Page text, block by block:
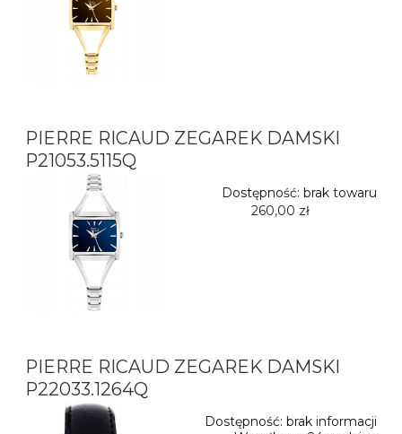
PIERRE RICAUD ZEGAREK DAMSKI
P21053.5115Q
Dostępność: brak towaru
260,00 zł
PIERRE RICAUD ZEGAREK DAMSKI
P22033.1264Q
Dostępność: brak informacji